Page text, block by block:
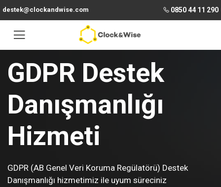
destek@clockandwise.com 0850 44 11 290
GDPR Destek
Danışmanlığı
Hizmeti
GDPR (AB Genel Veri Koruma Regülatörü) Destek
Danışmanlığı hizmetimiz ile uyum süreciniz